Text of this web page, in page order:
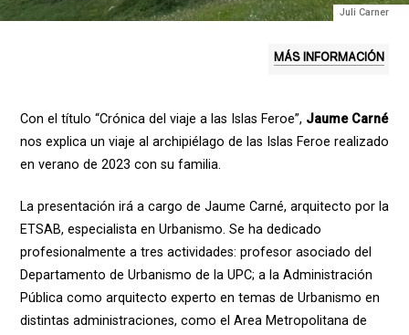
Juli Carner
MÁS INFORMACIÓN
Con el título “Crónica del viaje a las Islas Feroe”, Jaume Carné
nos explica un viaje al archipiélago de las Islas Feroe realizado
en verano de 2023 con su familia.
La presentación irá a cargo de Jaume Carné, arquitecto por la
ETSAB, especialista en Urbanismo. Se ha dedicado
profesionalmente a tres actividades: profesor asociado del
Departamento de Urbanismo de la UPC; a la Administración
Pública como arquitecto experto en temas de Urbanismo en
distintas administraciones, como el Area Metropolitana de